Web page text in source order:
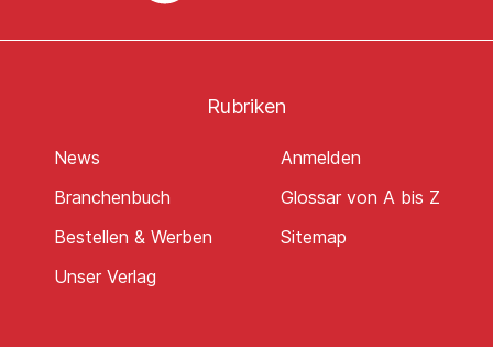
Rubriken
News
Branchenbuch
Bestellen & Werben
Unser Verlag
Anmelden
Glossar von A bis Z
Sitemap